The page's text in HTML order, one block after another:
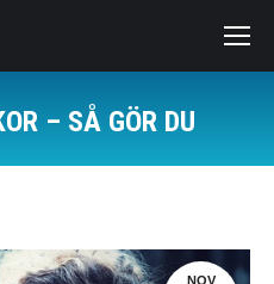
– SÅ GÖR DU
NOV